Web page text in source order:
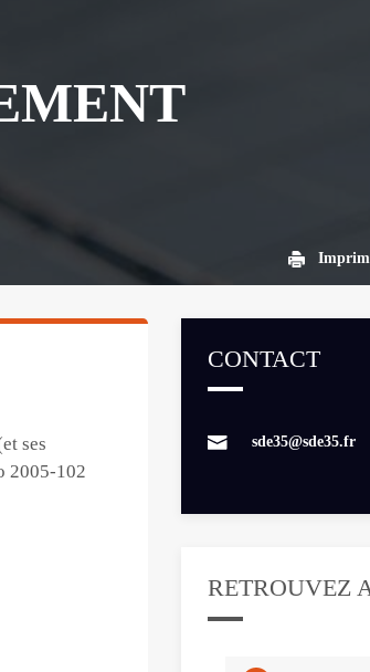
ses
2005-102
CONTACT
sde35@sde35.fr
RETROUVEZ